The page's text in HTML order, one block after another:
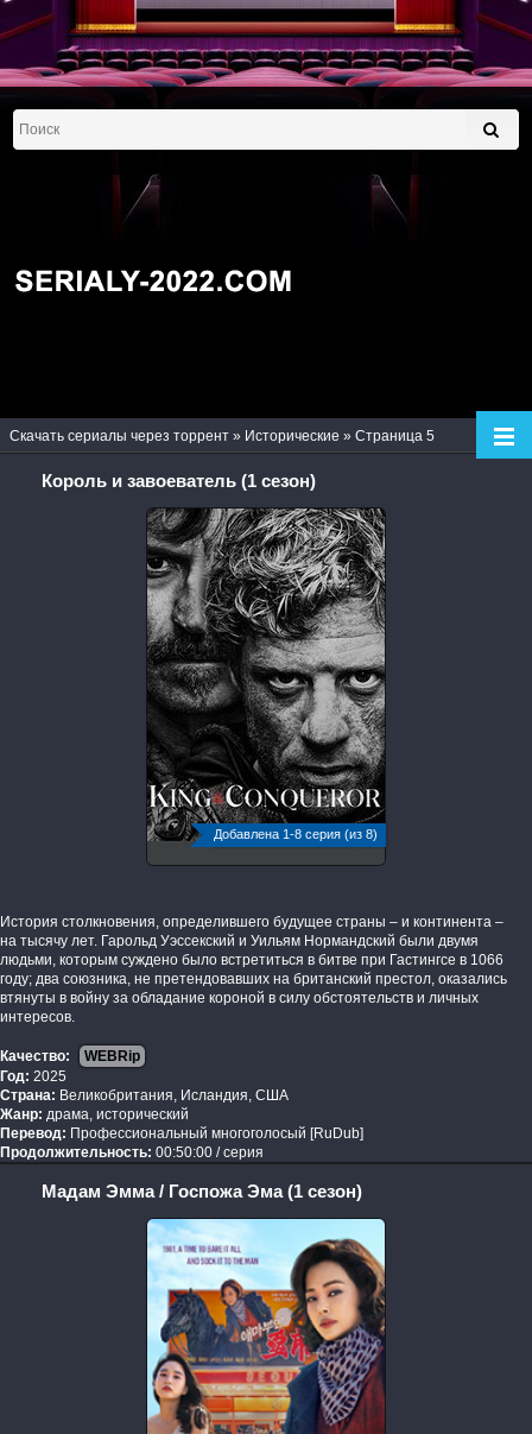
Скачать сериалы через торрент » Исторические » Страница 5
Король и завоеватель (1 сезон)
Добавлена 1-8 серия (из 8)
История столкновения, определившего будущее страны – и континента –
на тысячу лет. Гарольд Уэссекский и Уильям Нормандский были двумя
людьми, которым суждено было встретиться в битве при Гастингсе в 1066
году; два союзника, не претендовавших на британский престол, оказались
втянуты в войну за обладание короной в силу обстоятельств и личных
интересов.
Качество:
WEBRip
Год: 2025
Страна: Великобритания, Исландия, США
Жанр: драма, исторический
Перевод: Профессиональный многоголосый [RuDub]
Продолжительность: 00:50:00 / серия
Мадам Эмма / Госпожа Эма (1 сезон)